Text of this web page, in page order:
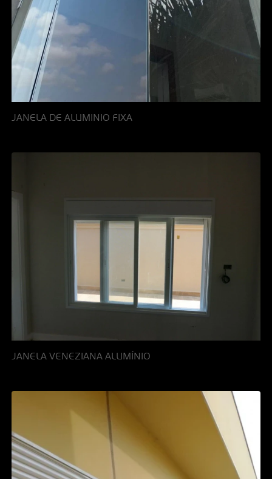
JANELA DE ALUMINIO FIXA
JANELA VENEZIANA ALUMÍNIO